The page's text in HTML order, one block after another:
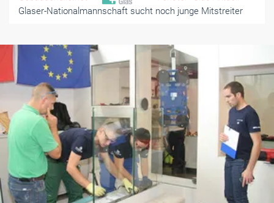
Glaser-Nationalmannschaft sucht noch junge Mitstreiter